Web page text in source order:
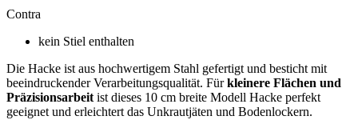
Contra
kein Stiel enthalten
Die Hacke ist aus hochwertigem Stahl gefertigt und besticht mit
beeindruckender Verarbeitungsqualität. Fürkleinere Flächen und
Präzisionsarbeit ist dieses 10 cm breite Modell Hacke perfekt
geeignet und erleichtert das Unkrautjäten und Bodenlockern.